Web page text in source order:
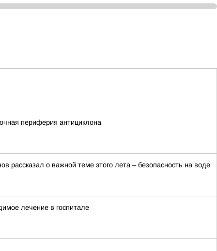
периферия антициклона
рассказал о важной теме этого лета – безопасность на воде
лечение в госпитале